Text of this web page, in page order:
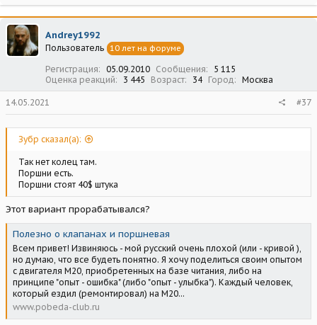
Andrey1992
Пользователь 10 лет на форуме
Регистрация 05.09.2010 Сообщения
5 115
Оценка реакций
3 445 Возраст 34 Город Москва
14.05.2021 #37
Зубр сказал(а):
Так нет колец там.
Поршни есть.
Поршни стоят 40$ штука
Этот вариант прорабатывался?
Полезно о клапанах и поршневая
Всем привет! Извиняюсь - мой русский очень плохой (или - кривой ),
но думаю, что все будеть понятно. Я хочу поделиться своим опытом
с двигателя М20, приобретенных на базе читания, либо на
принципе "опыт - ошибка" (либо "опыт - улыбка"). Каждый человек,
который ездил (ремонтировал) на М20...
www.pobeda-club.ru